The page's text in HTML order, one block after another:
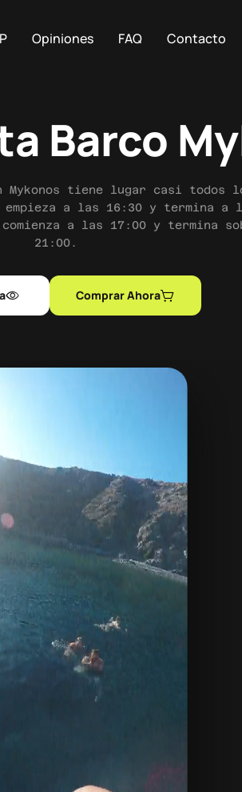
Opiniones FAQ Contacto
Barco
Mykonos tiene lugar casi todos
a las 16:30 y termina a
a las 17:00 y termina
21:00.
Comprar Ahora